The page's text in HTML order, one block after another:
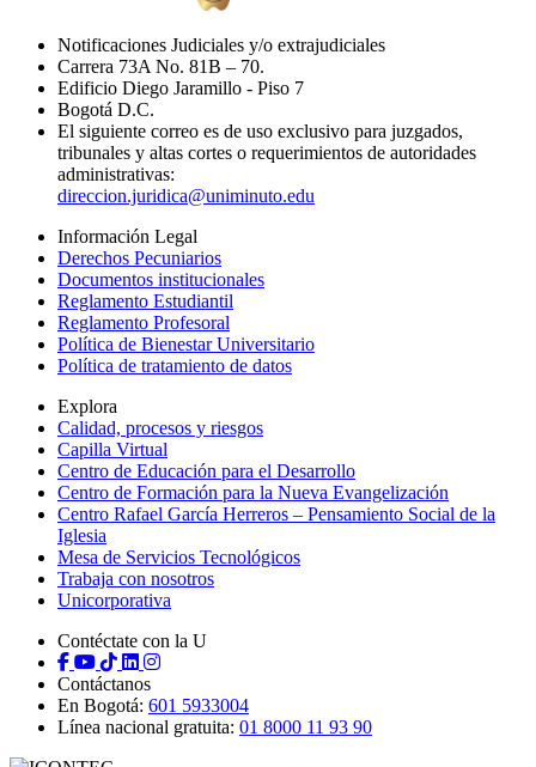
Notificaciones Judiciales y/o extrajudiciales
Carrera 73A No. 81B – 70.
Edificio Diego Jaramillo - Piso 7
Bogotá D.C.
El siguiente correo es de uso exclusivo para juzgados,
tribunales y altas cortes o requerimientos de autoridades
administrativas:
direccion.juridica@uniminuto.edu
Información Legal
Derechos Pecuniarios
Documentos institucionales
Reglamento Estudiantil
Reglamento Profesoral
Política de Bienestar Universitario
Política de tratamiento de datos
Explora
Calidad, procesos y riesgos
Capilla Virtual
Centro de Educación para el Desarrollo
Centro de Formación para la Nueva Evangelización
Centro Rafael García Herreros – Pensamiento Social de la
Iglesia
Mesa de Servicios Tecnológicos
Trabaja con nosotros
Unicorporativa
Contéctate con la U
Contáctanos
En Bogotá: 601 5933004
Línea nacional gratuita: 01 8000 11 93 90